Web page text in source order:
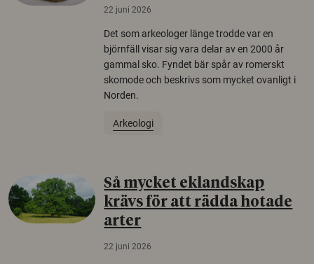
22 juni 2026
Det som arkeologer länge trodde var en
björnfäll visar sig vara delar av en 2000 år
gammal sko. Fyndet bär spår av romerskt
skomode och beskrivs som mycket ovanligt i
Norden.
Arkeologi
Så mycket eklandskap
krävs för att rädda hotade
arter
22 juni 2026